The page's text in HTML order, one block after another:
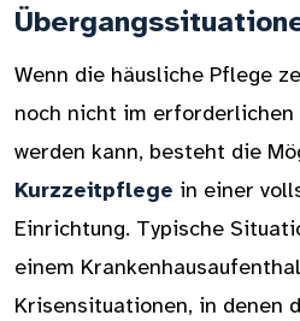
Wenn die häusliche Pflege
noch nicht im erforderlichen
werden kann, besteht die
Kurzzeitpflege in einer
Einrichtung. Typische
einem
Krisensituationen, in denen